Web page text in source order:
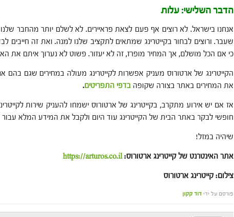
הדבר השלישי: עלות
אנחנו בישראל. לא רוצים אף פעם לצאת פראיירים. לא לשלם יותר מהחבר
שעבר. ורוצים לבחור בקייטרינג שמתאים לתקציב שלנו למנה. ואת זה חייבים
כי אם הכל מושלם, אך המחיר מופרז, זה לא יעזור. פשוט לא נערוך איתם את
הקייטרינג של ארטורוס מעניק אפשרות לקייטרינג מעולה במחירים שגם בהם
את המחירים באתר בצורה שקופה בדפי התפריטים.
אז אם יש אירוע מתקרב, בקייטרינג של ארטורוס ישמחו להעניק שירות
חופשי לבקר באתר הבית של הקייטרינג עוד היום ולקבל את המידע המלא עבור
שיהיה במזל!
אתר האינטרנט של קייטרינג ארטורוס:https://arturos.co.il
צילום: קייטרינג ארטורוס
פורסם על ידי דוד קקון